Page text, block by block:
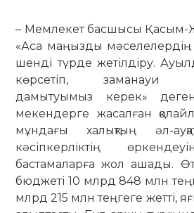
– Мемлекет басшысы Қасым-
«Аса маңыз­ды
шенді түрде жетілдіру.
көрсетіп, заманауи
дамытуымыз керек»
мекендерге жа­салған
мұн­­дағы халықтың әл-
кәсіпкерліктің
бастамаларға жол ашады.
бюджеті 10 млрд 848 млн
млрд 215 млн теңгеге жетті,